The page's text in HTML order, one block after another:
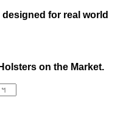
for real world
on the Market.